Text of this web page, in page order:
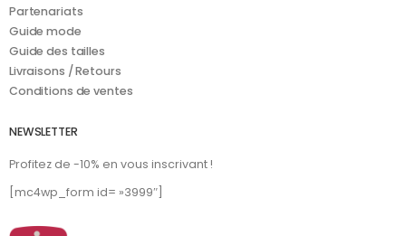
Partenariats
Guide mode
Guide des tailles
Livraisons / Retours
Conditions de ventes
NEWSLETTER
Profitez de -10% en vous inscrivant !
[mc4wp_form id= »3999″]